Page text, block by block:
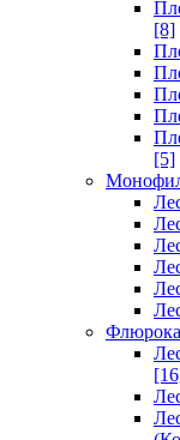
[8]
[5]